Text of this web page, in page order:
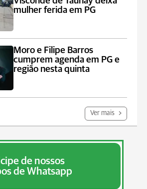
mulher ferida em PG
Moro e Filipe Barros
cumprem agenda em PG e
região nesta quinta
Ver mais
de nossos
de Whatsapp